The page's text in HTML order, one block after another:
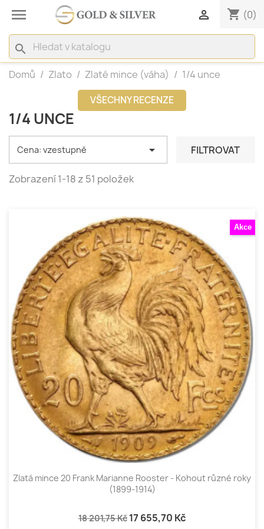
 shopping_cart (0)

search
Domů Zlato Zlaté mince (váha) 1/4 unce
VŠECHNY RECENZE
1/4 UNCE
Cena: vzestupně  FILTROVAT
Zobrazení 1-18 z 51 položek
Akce
Zlatá mince 20 Frank Marianne Rooster - Kohout různé roky
(1899-1914)
18 201,75 Kč 17 655,70 Kč